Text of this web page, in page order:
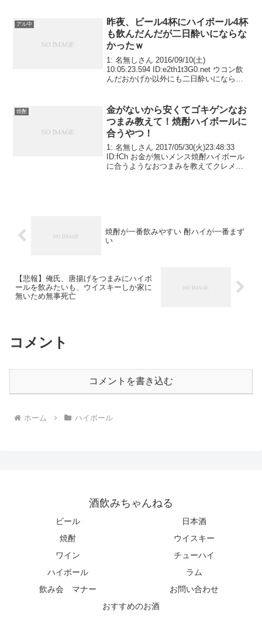
アル中
昨夜、ビール4杯にハイボール4杯
も飲んだんだが二日酔いにならな
かったｗ
1: 名無しさん 2016/09/10(土)
10:05:23.594 ID:e2th1t3G0.net ウコン飲
んだおかげか以外にも二日酔いにならな
焼酎
金がないから安くてゴキゲンなお
つまみ教えて！焼酎ハイボールに
合うやつ！
1: 名無しさん 2017/05/30(火)23:48:33
ID:fCh お金が無いメンス焼酎ハイボール
に合うようなおつまみを教えてクレメン
焼酎が一番飲みやすい 酎ハイが一番まず
い
【悲報】俺氏、唐揚げをつまみにハイボ
ールを飲みたいも、ウイスキーしか家に
無いため無事死亡
コメント
コメントを書き込む
ホーム ハイボール
酒飲みちゃんねる
ビール
日本酒
焼酎
ウイスキー
ワイン
チューハイ
ハイボール
ラム
飲み会 マナー
お問い合わせ
おすすめのお酒